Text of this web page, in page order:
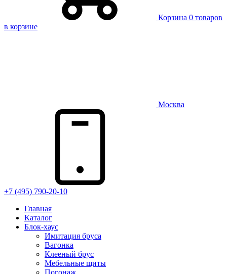
Корзина 0 товаров
в корзине
Москва
+7 (495) 790-20-10
Главная
Каталог
Блок-хаус
Имитация бруса
Вагонка
Клееный брус
Мебельные щиты
Погонаж